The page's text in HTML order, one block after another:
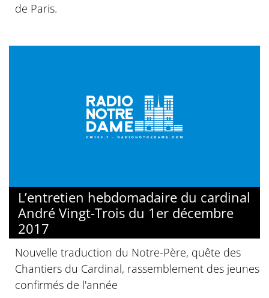
de Paris.
L’entretien hebdomadaire du cardinal
André Vingt-Trois du 1er décembre
2017
Nouvelle traduction du Notre-Père, quête des
Chantiers du Cardinal, rassemblement des jeunes
confirmés de l'année